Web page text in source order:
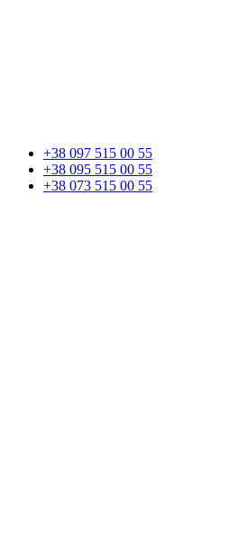
+38 097 515 00 55
+38 095 515 00 55
+38 073 515 00 55